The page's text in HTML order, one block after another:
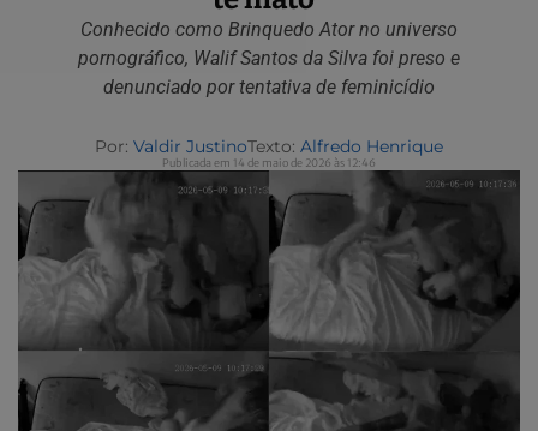
Conhecido como Brinquedo Ator no universo
pornográfico, Walif Santos da Silva foi preso e
denunciado por tentativa de feminicídio
Por: Valdir JustinoTexto: Alfredo Henrique
Publicada em 14 de maio de 2026 às 12:46